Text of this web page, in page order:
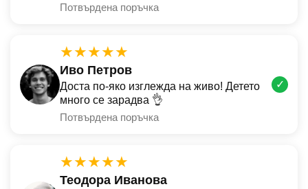
Потвърдена поръчка
★★★★★
Иво Петров
Доста по-яко изглежда на живо! Детето
много се зарадва 👌
Потвърдена поръчка
✓
★★★★★
Теодора Иванова